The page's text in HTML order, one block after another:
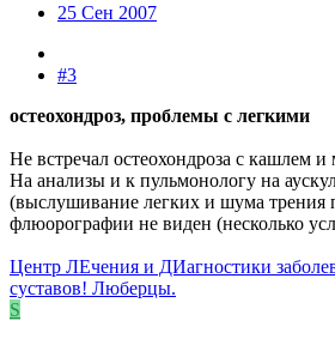
25 Сен 2007
#3
остеохондроз, проблемы с легкими
Не встречал остеохондроза с кашлем и
На анализы и к пульмонологу на
(выслушивание легких и шума трения
флюорографии не виден (несколько
Центр ЛЕчения и ДИагностики
суставов! Люберцы.
S